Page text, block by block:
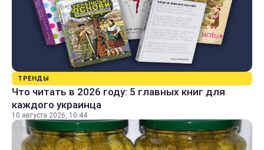
ТРЕНДЫ
Что читать в 2026 году: 5 главных книг для
каждого украинца
10 августа 2026, 10:44